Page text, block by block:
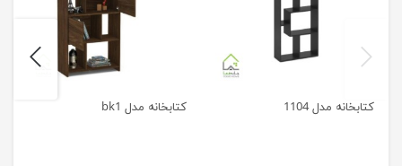
کتابخانه مدل 1104 کتابخانه مدل bk1
previus